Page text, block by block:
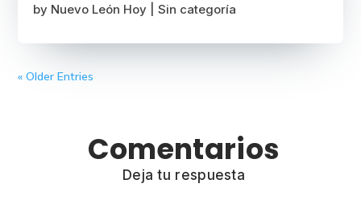
by Nuevo León Hoy |Sin categoría
« Older Entries
Comentarios
Deja tu respuesta